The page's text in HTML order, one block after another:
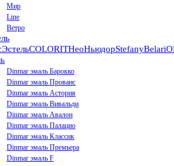
Мир
Line
Ветро
ЭстельCOLORITНеоНьюдорStefanyBelari
Dinmar эмаль Барокко
Dinmar эмаль Прованс
Dinmar эмаль Астория
Dinmar эмаль Вивальди
Dinmar эмаль Авалон
Dinmar эмаль Палацио
Dinmar эмаль Классик
Dinmar эмаль Премьера
Dinmar эмаль F